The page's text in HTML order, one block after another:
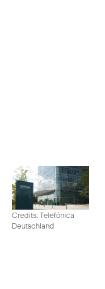
Credits: Telefónica
Deutschland